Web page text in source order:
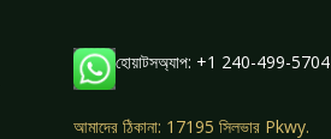
হোয়াটসঅ্যাপ: +1 240-499-5704
আমাদের ঠিকানা: 17195 সিলভার Pkwy.